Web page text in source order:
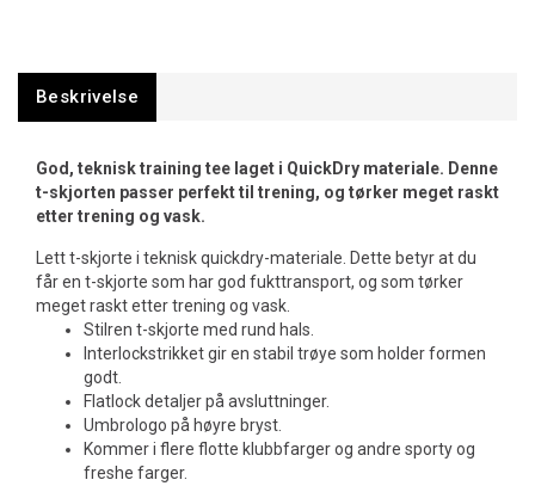
Beskrivelse
God, teknisk training tee laget i QuickDry materiale. Denne
t-skjorten passer perfekt til trening, og tørker meget raskt
etter trening og vask.
Lett t-skjorte i teknisk quickdry-materiale. Dette betyr at du
får en t-skjorte som har god fukttransport, og som tørker
meget raskt etter trening og vask.
Stilren t-skjorte med rund hals.
Interlockstrikket gir en stabil trøye som holder formen
godt.
Flatlock detaljer på avsluttninger.
Umbrologo på høyre bryst.
Kommer i flere flotte klubbfarger og andre sporty og
freshe farger.